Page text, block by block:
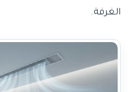
الغرفة.